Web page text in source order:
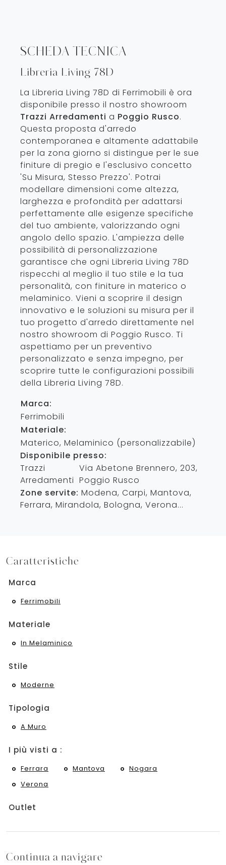
SCHEDA TECNICA
Libreria Living 78D
La Libreria Living 78D di Ferrimobili è ora
disponibile presso il nostro showroom
Trazzi Arredamenti a Poggio Rusco.
Questa proposta d'arredo
contemporanea e altamente adattabile
per la zona giorno si distingue per le sue
finiture di pregio e l'esclusivo concetto
'Su Misura, Stesso Prezzo'. Potrai
modellare dimensioni come altezza,
larghezza e profondità per adattarsi
perfettamente alle esigenze specifiche
del tuo ambiente, valorizzando ogni
angolo dello spazio. L'ampiezza delle
possibilità di personalizzazione
garantisce che ogni Libreria Living 78D
rispecchi al meglio il tuo stile e la tua
personalità, con finiture in materico o
melaminico. Vieni a scoprire il design
innovativo e le soluzioni su misura per il
tuo progetto d'arredo direttamente nel
nostro showroom di Poggio Rusco. Ti
aspettiamo per un preventivo
personalizzato e senza impegno, per
scoprire tutte le configurazioni possibili
della Libreria Living 78D.
Marca:
Ferrimobili
Materiale:
Materico, Melaminico (personalizzabile)
Disponibile presso:
Trazzi
Arredamenti
Via Abetone Brennero, 203,
Poggio Rusco
Zone servite: Modena, Carpi, Mantova,
Ferrara, Mirandola, Bologna, Verona...
Caratteristiche
Marca
Ferrimobili
Materiale
In Melaminico
Stile
Moderne
Tipologia
A Muro
I più visti a :
Ferrara Mantova
Nogara
Verona
Outlet
Continua a navigare